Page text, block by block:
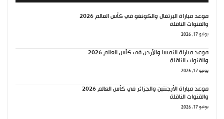
موعد مباراة البرتغال والكونغو في كأس العالم 2026
والقنوات الناقلة
يونيو 17, 2026
موعد مباراة النمسا والأردن في كأس العالم 2026
والقنوات الناقلة
يونيو 17, 2026
موعد مباراة الأرجنتين والجزائر في كأس العالم 2026
والقنوات الناقلة
يونيو 17, 2026